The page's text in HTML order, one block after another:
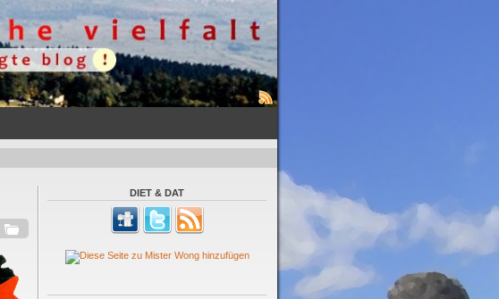
DIET & DAT